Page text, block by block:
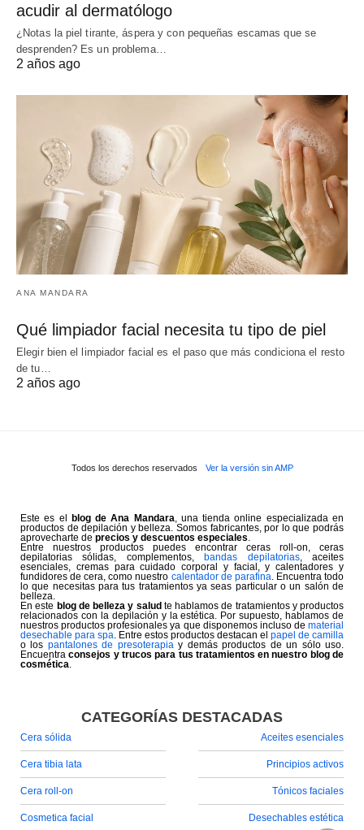
acudir al dermatólogo
¿Notas la piel tirante, áspera y con pequeñas escamas que se
desprenden? Es un problema…
2 años ago
ANA MANDARA
Qué limpiador facial necesita tu tipo de piel
Elegir bien el limpiador facial es el paso que más condiciona el resto
de tu…
2 años ago
Todos los derechos reservados Ver la versión sin AMP
Este es el blog de Ana Mandara, una tienda online especializada en
productos de depilación y belleza. Somos fabricantes, por lo que podrás
aprovecharte de precios y descuentos especiales.
Entre nuestros productos puedes encontrar ceras roll-on, ceras
depilatorias sólidas, complementos, bandas depilatorias, aceites
esenciales, cremas para cuidado corporal y facial, y calentadores y
fundidores de cera, como nuestro calentador de parafina. Encuentra todo
lo que necesitas para tus tratamientos ya seas particular o un salón de
belleza.
En este blog de belleza y salud te hablamos de tratamientos y productos
relacionados con la depilación y la estética. Por supuesto, hablamos de
nuestros productos profesionales ya que disponemos incluso de material
desechable para spa. Entre estos productos destacan el papel de camilla
o los pantalones de presoterapiay demás productos de un sólo uso.
Encuentraconsejos y trucos para tus tratamientos en nuestro blog de
cosmética.
CATEGORÍAS DESTACADAS
Cera sólida
Cera tibia lata
Cera roll-on
Cosmetica facial
Aceites esenciales
Principios activos
Tónicos faciales
Desechables estética